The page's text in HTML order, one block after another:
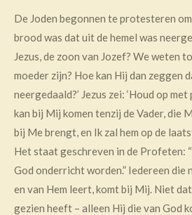
De Joden begonnen te protesteren
brood was dat uit de hemel was
Jezus, de zoon van Jozef? We weten
moeder zijn? Hoe kan Hij dan zeggen
neergedaald?’ Jezus zei: ‘Houd op
kan bij Mij komen tenzij de Vader, die
bij Me brengt, en Ik zal hem op de
Het staat geschreven in de Profeten:
God onderricht worden.” Iedereen die
en van Hem leert, komt bij Mij. Niet
gezien heeft – alleen Hij die van God